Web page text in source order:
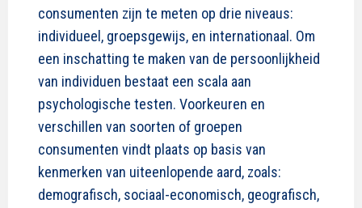
consumenten zijn te meten op drie niveaus:
individueel, groepsgewijs, en internationaal. Om
een inschatting te maken van de persoonlijkheid
van individuen bestaat een scala aan
psychologische testen. Voorkeuren en
verschillen van soorten of groepen
consumenten vindt plaats op basis van
kenmerken van uiteenlopende aard, zoals:
demografisch, sociaal-economisch, geografisch,